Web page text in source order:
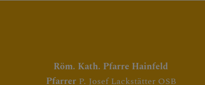
Röm. Kath. Pfarre Hainfeld
Pfarrer P. Josef Lackstätter OSB